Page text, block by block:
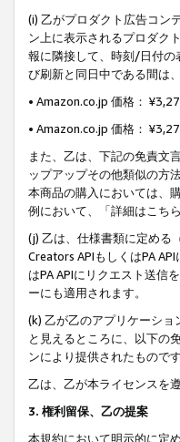
(i) 乙がプロダクト広告コン
ン上に表示されるプロダク
報に隣接して、時刻/日付の
び刷新と同日中である間は
• Amazon.co.jp 価格：
• Amazon.co.jp 価格：
また、乙は、下記の免責文
ップアップその他類似の方
本商品の購入においては、
例において、「詳細はこち
(j) 乙は、仕様書類に定める
Creators APIもしくはPA
はPA APIにリクエスト送信
ーにも適用されます。
(k) 乙が乙のアプリケーシ
と見えるところに、以下の
ンにより提供されたもので
乙は、乙が本ライセンスを
3. 権利留保、乙の提案
本規約において明示的に定